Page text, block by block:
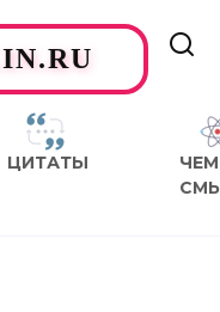
ЦИТАТЫ
ЧЕМ